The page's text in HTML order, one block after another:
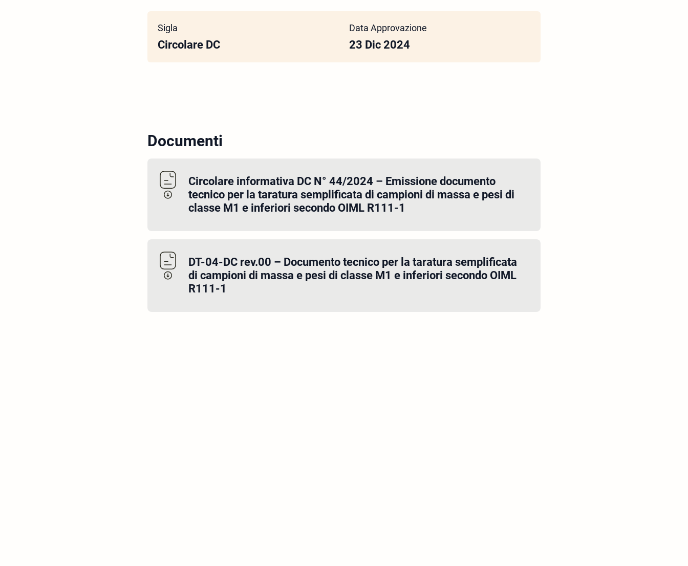
Sigla
Circolare DC
Data Approvazione
23 Dic 2024
Documenti
Circolare informativa DC N° 44/2024 – Emissione documento
tecnico per la taratura semplificata di campioni di massa e pesi di
classe M1 e inferiori secondo OIML R111-1
DT-04-DC rev.00 – Documento tecnico per la taratura semplificata
di campioni di massa e pesi di classe M1 e inferiori secondo OIML
R111-1